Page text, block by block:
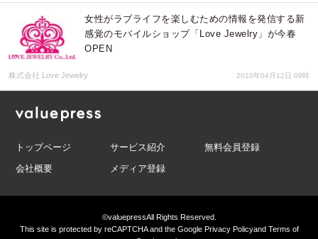
女性がラブライフを楽しむための情報を発信する新
感覚のモバイルショップ「Love Jewelry」が今春
OPEN
株式会社 Love Jewelry 2010年04月12日 09時
トップページ サービス紹介
無料会員登録
会社概要
メディア登録
©valuepressAll Rights Reserved.
This site is protected by reCAPTCHA and the GooglePrivacy PolicyandTerms of